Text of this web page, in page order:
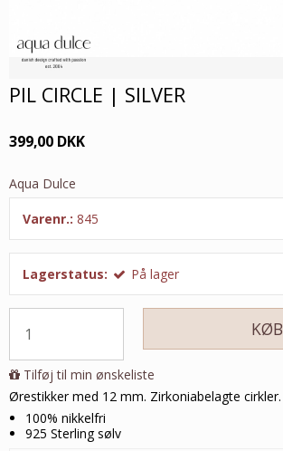
PIL CIRCLE | SILVER
399,00 DKK
Aqua Dulce
Varenr.: 845
Lagerstatus: På lager
KØB
Tilføj til min ønskeliste
Ørestikker med 12 mm. Zirkoniabelagte cirkler.
100% nikkelfri
925 Sterling sølv